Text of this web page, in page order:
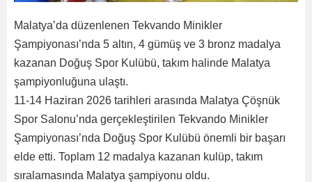
Malatya’da düzenlenen Tekvando Minikler
Şampiyonası’nda 5 altın, 4 gümüş ve 3 bronz madalya
kazanan Doğuş Spor Kulübü, takım halinde Malatya
şampiyonluğuna ulaştı.
11-14 Haziran 2026 tarihleri arasında Malatya Çöşnük
Spor Salonu’nda gerçekleştirilen Tekvando Minikler
Şampiyonası’nda Doğuş Spor Kulübü önemli bir başarı
elde etti. Toplam 12 madalya kazanan kulüp, takım
sıralamasında Malatya şampiyonu oldu.